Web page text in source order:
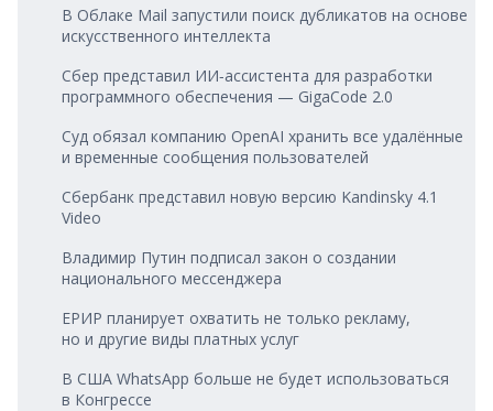
В Облаке Mail запустили поиск дубликатов на основе
искусственного интеллекта
Сбер представил ИИ‑ассистента для разработки
программного обеспечения — GigaCode 2.0
Суд обязал компанию OpenAI хранить все удалённые
и временные сообщения пользователей
Сбербанк представил новую версию Kandinsky 4.1
Video
Владимир Путин подписал закон о создании
национального мессенджера
ЕРИР планирует охватить не только рекламу,
но и другие виды платных услуг
В США WhatsApp больше не будет использоваться
в Конгрессе